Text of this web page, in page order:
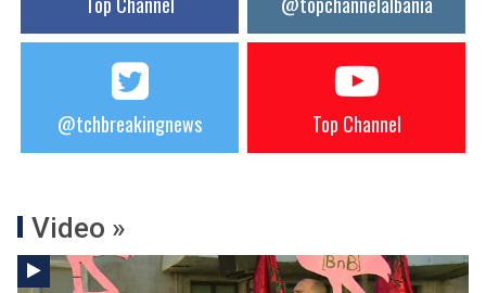
@tchbreakingnews Top Channel
Video »